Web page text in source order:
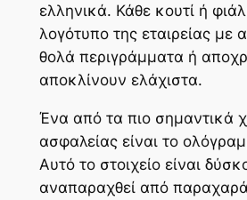
ελληνικά. Κάθε κουτί ή
λογότυπο της εταιρείας με
θολά περιγράμματα ή
αποκλίνουν ελάχιστα.
Ένα από τα πιο σημαντικά
ασφαλείας είναι το
Αυτό το στοιχείο είναι
αναπαραχθεί από